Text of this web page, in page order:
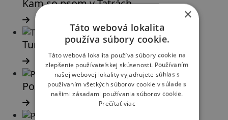
Kam so psom v Tatrách
Turistické uzávery
Požičovňa zimnej výstroje
×
Táto webová lokalita
používa súbory cookie.
Táto webová lokalita používa súbory cookie na
zlepšenie používateľskej skúsenosti. Používaním
našej webovej lokality vyjadrujete súhlas s
používaním všetkých súborov cookie v súlade s
našimi zásadami používania súborov cookie.
Prečítať viac